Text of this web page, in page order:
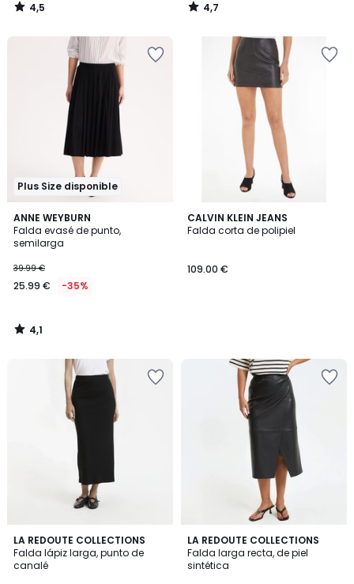
4,5
/
4,7
/
Plus Size disponible
ANNE WEYBURN
Falda evasé de punto,
semilarga
39.99 €
25.99 € -35%
4,1
/ 5
4,1
/
CALVIN KLEIN JEANS
Falda corta de polipiel
109.00 €
LA REDOUTE COLLECTIONS
Falda lápiz larga, punto de
canalé
4,7
/ 5
LA REDOUTE COLLECTIONS
Falda larga recta, de piel
sintética
4,9
/ 5